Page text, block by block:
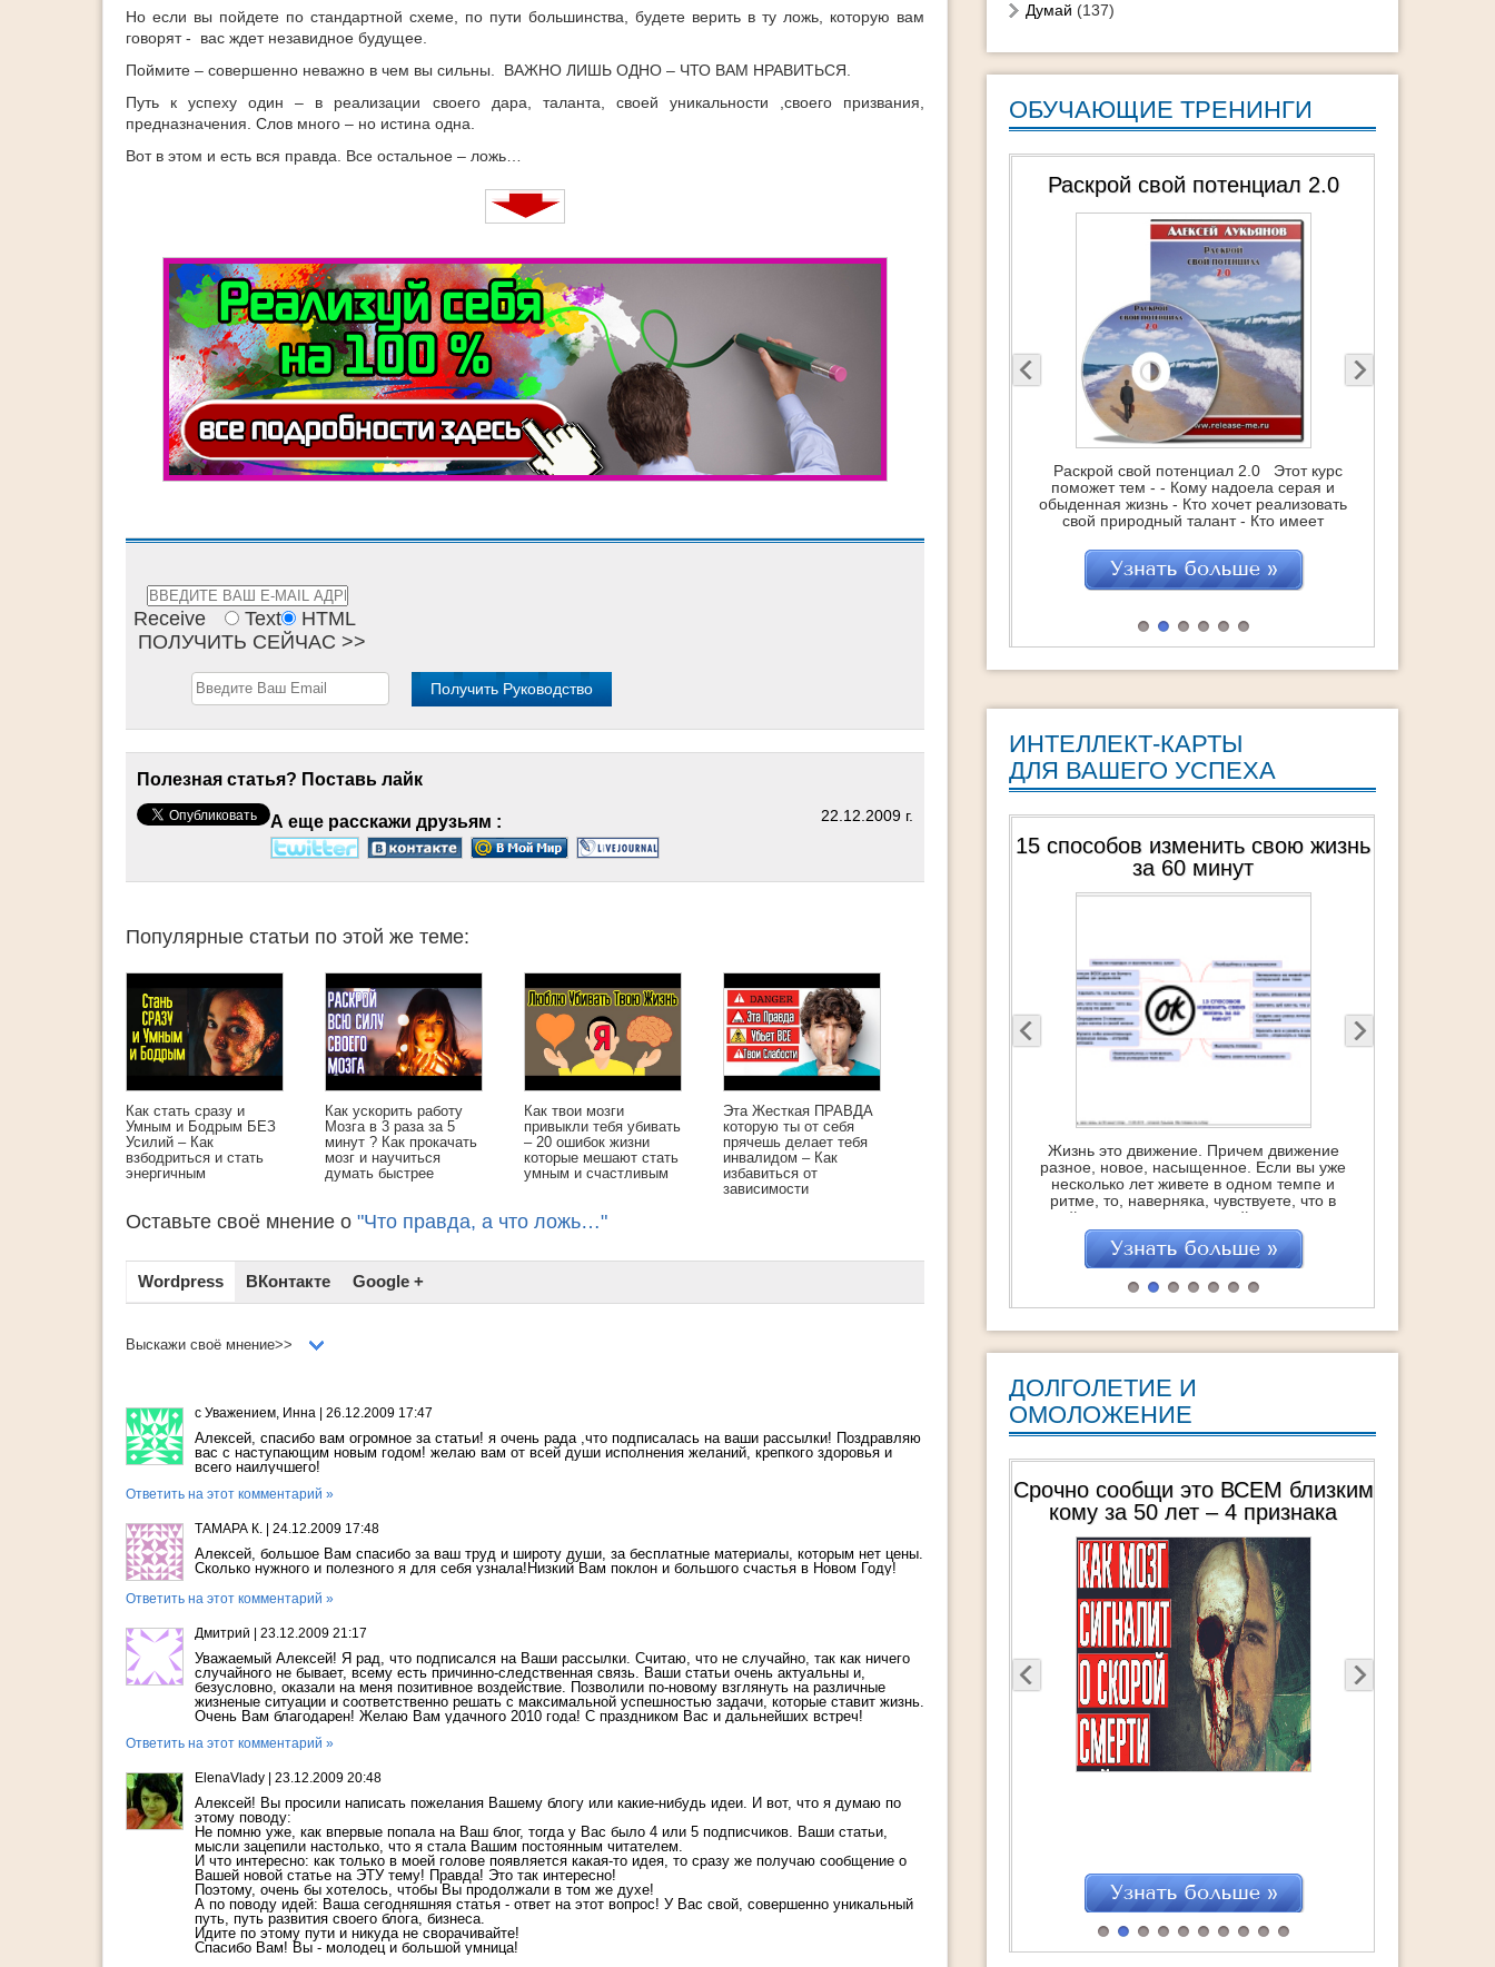
Но если вы пойдете по стандартной схеме, по пути большинства, будете верить в ту ложь, которую вам
говорят - вас ждет незавидное будущее.
Поймите – совершенно неважно в чем вы сильны. ВАЖНО ЛИШЬ ОДНО – ЧТО ВАМ НРАВИТЬСЯ.
Путь к успеху один – в реализации своего дара, таланта, своей уникальности ,своего призвания,
предназначения. Слов много – но истина одна.
Вот в этом и есть вся правда. Все остальное – ложь…
Receive Text
HTML
ПОЛУЧИТЬ СЕЙЧАС >>
Полезная статья? Поставь лайк
А еще расскажи друзьям : 22.12.2009 г.
Популярные статьи по этой же теме:
Как стать сразу и
Умным и Бодрым БЕЗ
Усилий – Как
взбодриться и стать
энергичным
Как ускорить работу
Мозга в 3 раза за 5
минут ? Как прокачать
мозг и научиться
думать быстрее
Как твои мозги
привыкли тебя убивать
– 20 ошибок жизни
которые мешают стать
умным и счастливым
Эта Жесткая ПРАВДА
которую ты от себя
прячешь делает тебя
инвалидом – Как
избавиться от
зависимости
Оставьте своё мнение о "Что правда, а что ложь…"
Wordpress ВКонтакте Google +
Выскажи своё мнение>>
с Уважением, Инна 26.12.2009 17:47
Алексей, спасибо вам огромное за статьи! я очень рада ,что подписалась на ваши рассылки! Поздравляю
вас с наступающим новым годом! желаю вам от всей души исполнения желаний, крепкого здоровья и
всего наилучшего!
Ответить на этот комментарий »
ТАМАРА К. 24.12.2009 17:48
Алексей, большое Вам спасибо за ваш труд и широту души, за бесплатные материалы, которым нет цены.
Сколько нужного и полезного я для себя узнала!Низкий Вам поклон и большого счастья в Новом Году!
Ответить на этот комментарий »
Дмитрий 23.12.2009 21:17
Уважаемый Алексей! Я рад, что подписался на Ваши рассылки. Считаю, что не случайно, так как ничего
случайного не бывает, всему есть причинно-следственная связь. Ваши статьи очень актуальны и,
безусловно, оказали на меня позитивное воздействие. Позволили по-новому взглянуть на различные
жизненые ситуации и соответственно решать с максимальной успешностью задачи, которые ставит жизнь.
Очень Вам благодарен! Желаю Вам удачного 2010 года! С праздником Вас и дальнейших встреч!
Ответить на этот комментарий »
ElenaVlady 23.12.2009 20:48
Алексей! Вы просили написать пожелания Вашему блогу или какие-нибудь идеи. И вот, что я думаю по
этому поводу:
Не помню уже, как впервые попала на Ваш блог, тогда у Вас было 4 или 5 подписчиков. Ваши статьи,
мысли зацепили настолько, что я стала Вашим постоянным читателем.
И что интересно: как только в моей голове появляется какая-то идея, то сразу же получаю сообщение о
Вашей новой статье на ЭТУ тему! Правда! Это так интересно!
Поэтому, очень бы хотелось, чтобы Вы продолжали в том же духе!
А по поводу идей: Ваша сегодняшняя статья - ответ на этот вопрос! У Вас свой, совершенно уникальный
путь, путь развития своего блога, бизнеса.
Идите по этому пути и никуда не сворачивайте!
Спасибо Вам! Вы - молодец и большой умница!
Думай (137)
ОБУЧАЮЩИЕ ТРЕНИНГИ
Раскрой свой потенциал 2.0 Этот курс
поможет тем - - Кому надоела серая и
страстное желание стать успешным и
ТурбоМотивация Мечты — Видео
тренинг
"ТурбоМотивация Мечты" 25 практик в
видео формате каждая из которых - +
Способна поднять вашу УВЕРЕННОСТЬ на
источник ВДОХНОВЕНИЯ !! + Зажечь супер-
мотивацию на достижение Мечты !!!
"ТурбоМотивация Мечты" это : 25
навсегда обрести Вдохновение Обретение
ИНТЕЛЛЕКТ-КАРТЫ
ДЛЯ ВАШЕГО УСПЕХА
15 способов изменить свою жизнь
Жизнь это движение. Причем движение
разное, новое, насыщенное. Если вы уже
несколько лет живете в одном темпе и
Топ-10 способов преодолеть свой
страх
Страх – это главный убийца людей еще при
жизни. Он делает человека слабым,
безвольным и вгоняет его в состояние
«постоянный стресс и негатив», которое
точит изнутри, укорачивая саму жизнь…
Это с одной стороны. Но с другой – это
отличная возможность стать сильнее,
поднять самооценку и получить заряд
бодрости и энергии на очень большое
ДОЛГОЛЕТИЕ И
ОМОЛОЖЕНИЕ
Срочно сообщи это ВСЕМ близким
убивают
Эти 8 вещей победят ЛЮБУЮ
болезнь – От человека,
пережившего 3 общих наркоза